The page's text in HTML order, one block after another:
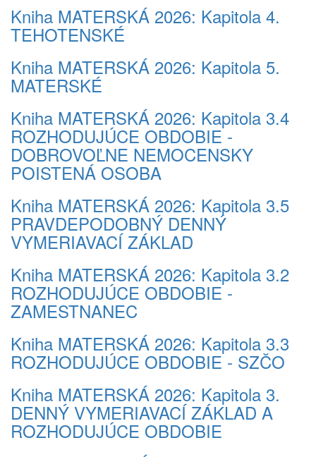
Kniha MATERSKÁ 2026: Kapitola 4.
TEHOTENSKÉ
Kniha MATERSKÁ 2026: Kapitola 5.
MATERSKÉ
Kniha MATERSKÁ 2026: Kapitola 3.4
ROZHODUJÚCE OBDOBIE -
DOBROVOĽNE NEMOCENSKY
POISTENÁ OSOBA
Kniha MATERSKÁ 2026: Kapitola 3.5
PRAVDEPODOBNÝ DENNÝ
VYMERIAVACÍ ZÁKLAD
Kniha MATERSKÁ 2026: Kapitola 3.2
ROZHODUJÚCE OBDOBIE -
ZAMESTNANEC
Kniha MATERSKÁ 2026: Kapitola 3.3
ROZHODUJÚCE OBDOBIE - SZČO
Kniha MATERSKÁ 2026: Kapitola 3.
DENNÝ VYMERIAVACÍ ZÁKLAD A
ROZHODUJÚCE OBDOBIE